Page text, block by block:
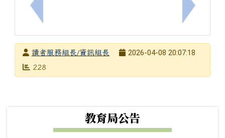
上一筆：[輔]樹人醫護管理專科學校於115年3月28
下一筆：
發布者讀者服務組長/資訊組長
發布日期
2026-04-08 20:07:18
瀏覽次數
228
教育局公告